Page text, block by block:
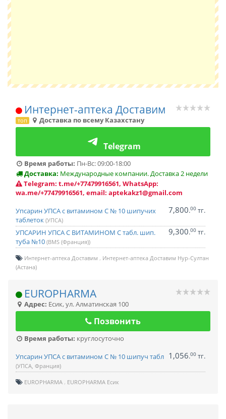
Интернет-аптека Доставим
топ Доставка по всему Казахстану
Telegram
Время работы: Пн-Вс: 09:00-18:00
Доставка: Международные компании. Доставка 2 недели
Telegram: t.me/+77479916561, WhatsApp:
wa.me/+77479916561, email: aptekakz1@gmail.com
Упсарин УПСА с витамином С № 10 шипучих
таблеток (УПСА)
7,800.00 тг.
УПСАРИН УПСА С ВИТАМИНОМ C табл. шип.
туба №10 (BMS (Франция))
9,300.00 тг.
Интернет-аптека Доставим
Интернет-аптека Доставим Нур-Султан
(Астана)
EUROPHARMA
Адрес: Есик,ул. Алматинская 100
Позвонить
Время работы: круглосуточно
Упсарин УПСА с витамином С № 10 шипуч табл
(УПСА, Франция)
1,056.00 тг.
EUROPHARMA EUROPHARMA Есик